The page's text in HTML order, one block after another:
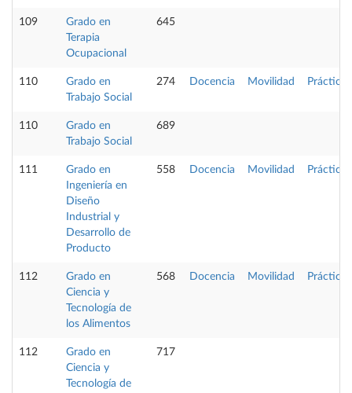
109
Grado en
Terapia
Ocupacional
645
110
Grado en
Trabajo Social
274 Docencia Movilidad Prácticas
110
Grado en
Trabajo Social
689
111
Grado en
Ingeniería en
Diseño
Industrial y
Desarrollo de
Producto
558 Docencia Movilidad Prácticas
112
Grado en
Ciencia y
Tecnología de
los Alimentos
568 Docencia Movilidad Prácticas
112
Grado en
Ciencia y
Tecnología de
717